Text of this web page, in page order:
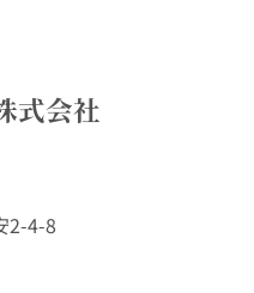
式会社
2-4-8